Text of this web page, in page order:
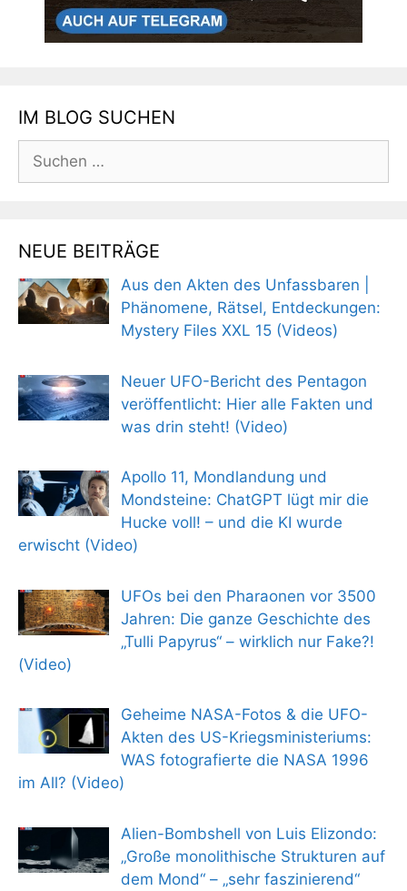
IM BLOG SUCHEN
Suchen
nach:
NEUE BEITRÄGE
Aus den Akten des Unfassbaren |
Phänomene, Rätsel, Entdeckungen:
Mystery Files XXL 15 (Videos)
Neuer UFO-Bericht des Pentagon
veröffentlicht: Hier alle Fakten und
was drin steht! (Video)
Apollo 11, Mondlandung und
Mondsteine: ChatGPT lügt mir die
Hucke voll! – und die KI wurde
erwischt (Video)
UFOs bei den Pharaonen vor 3500
Jahren: Die ganze Geschichte des
„Tulli Papyrus“ – wirklich nur Fake?!
(Video)
Geheime NASA-Fotos & die UFO-
Akten des US-Kriegsministeriums:
WAS fotografierte die NASA 1996
im All? (Video)
Alien-Bombshell von Luis Elizondo:
„Große monolithische Strukturen auf
dem Mond“ – „sehr faszinierend“